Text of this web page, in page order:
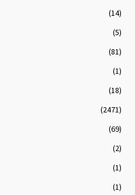
(14)
(5)
(81)
(1)
(18)
(2471)
(69)
(2)
(1)
(1)